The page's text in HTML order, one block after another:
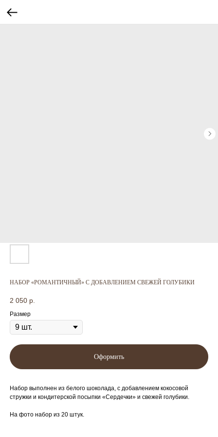
НАБОР «РОМАНТИЧНЫЙ» С ДОБАВЛЕНИЕМ СВЕЖЕЙ ГОЛУБИКИ
2 050 р.
Размер
Оформить
Набор выполнен из белого шоколада, с добавлением кокосовой
стружки и кондитерской посыпки «Сердечки» и свежей голубики.
На фото набор из 20 штук.